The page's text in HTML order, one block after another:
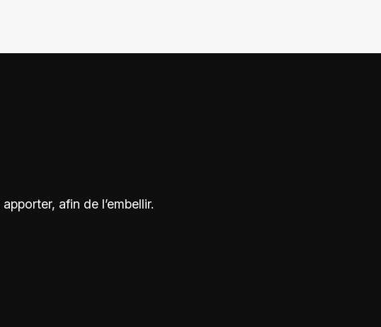
afin de l’embellir.